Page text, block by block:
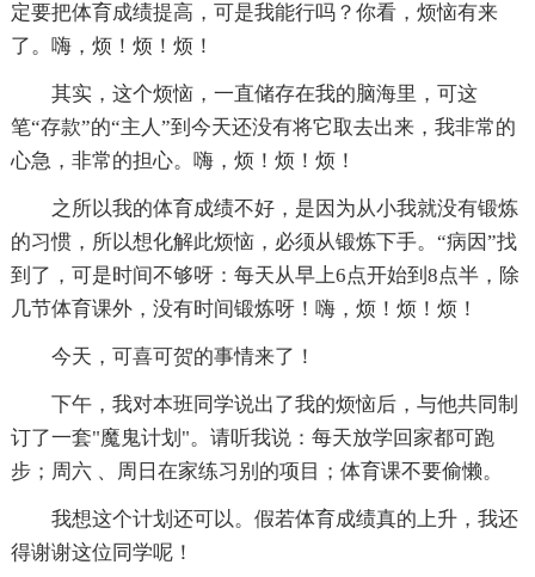
定要把体育成绩提高，可是我能行吗？你看，烦恼有来
了。嗨，烦！烦！烦！
其实，这个烦恼，一直储存在我的脑海里，可这
笔“存款”的“主人”到今天还没有将它取去出来，我非常的
心急，非常的担心。嗨，烦！烦！烦！
之所以我的体育成绩不好，是因为从小我就没有锻炼
的习惯，所以想化解此烦恼，必须从锻炼下手。“病因”找
到了，可是时间不够呀：每天从早上6点开始到8点半，除
几节体育课外，没有时间锻炼呀！嗨，烦！烦！烦！
今天，可喜可贺的事情来了！
下午，我对本班同学说出了我的烦恼后，与他共同制
订了一套"魔鬼计划"。请听我说：每天放学回家都可跑
步；周六 、周日在家练习别的项目；体育课不要偷懒。
我想这个计划还可以。假若体育成绩真的上升，我还
得谢谢这位同学呢！